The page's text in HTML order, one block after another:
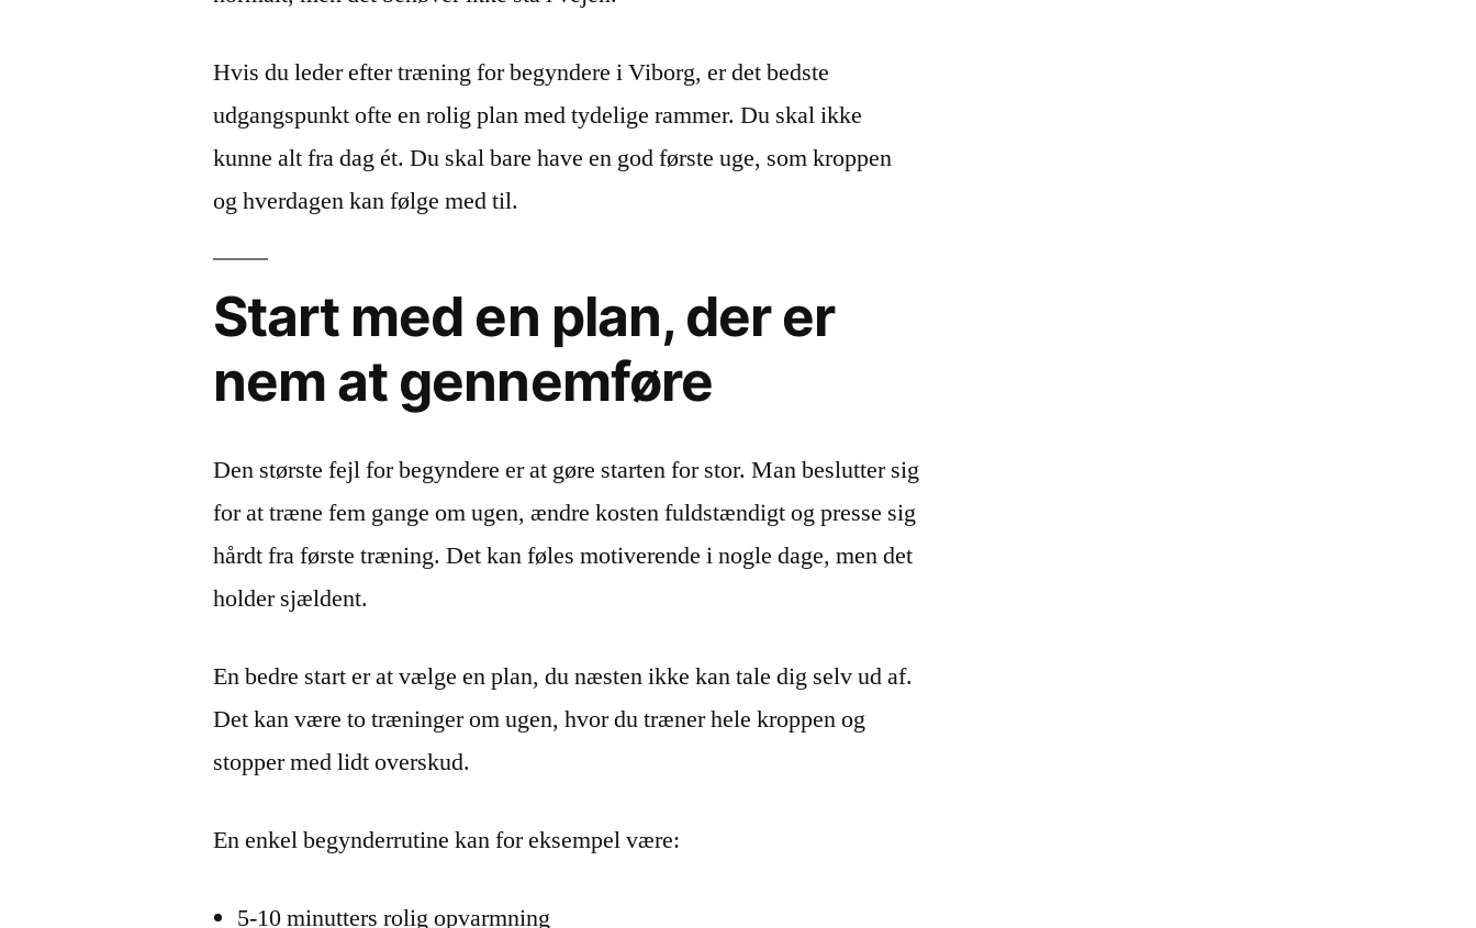
Hvis du leder efter træning for begyndere i Viborg, er det bedste
udgangspunkt ofte en rolig plan med tydelige rammer. Du skal ikke
kunne alt fra dag ét. Du skal bare have en god første uge, som kroppen
og hverdagen kan følge med til.
Start med en plan, der er
nem at gennemføre
Den største fejl for begyndere er at gøre starten for stor. Man beslutter sig
for at træne fem gange om ugen, ændre kosten fuldstændigt og presse sig
hårdt fra første træning. Det kan føles motiverende i nogle dage, men det
holder sjældent.
En bedre start er at vælge en plan, du næsten ikke kan tale dig selv ud af.
Det kan være to træninger om ugen, hvor du træner hele kroppen og
stopper med lidt overskud.
En enkel begynderrutine kan for eksempel være:
5-10 minutters rolig opvarmning